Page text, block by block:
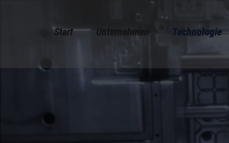
Start Unternehmen Technologie